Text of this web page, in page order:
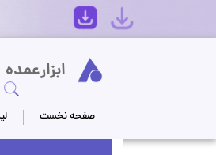
ابزارعمده
صفحه نخست